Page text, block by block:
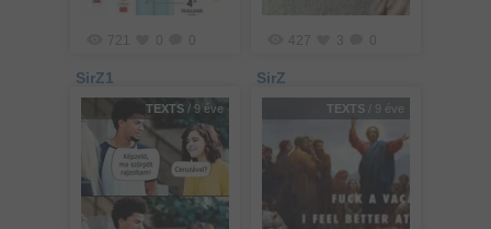
721
SirZ1
427 3
SirZ
TEXTS / 9 éve TEXTS / 9 éve